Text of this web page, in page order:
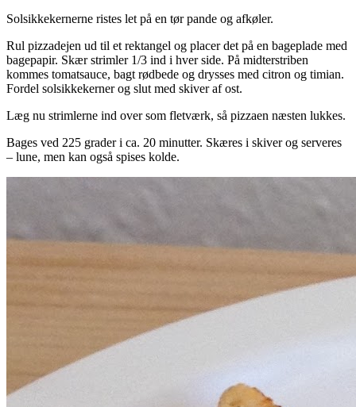
Solsikkekernerne ristes let på en tør pande og afkøler.
Rul pizzadejen ud til et rektangel og placer det på en bageplade med
bagepapir. Skær strimler 1/3 ind i hver side. På midterstriben
kommes tomatsauce, bagt rødbede og drysses med citron og timian.
Fordel solsikkekerner og slut med skiver af ost.
Læg nu strimlerne ind over som fletværk, så pizzaen næsten lukkes.
Bages ved 225 grader i ca. 20 minutter. Skæres i skiver og serveres
– lune, men kan også spises kolde.